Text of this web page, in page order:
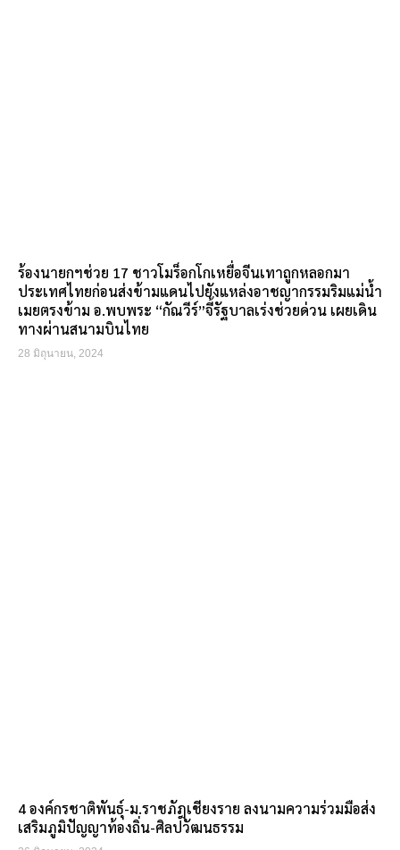
ร้องนายกฯช่วย 17 ชาวโมร็อกโกเหยื่อจีนเทาถูกหลอกมา
ประเทศไทยก่อนส่งข้ามแดนไปยังแหล่งอาชญากรรมริมแม่น้ำ
เมยตรงข้าม อ.พบพระ “กัณวีร์”จี้รัฐบาลเร่งช่วยด่วน เผยเดิน
ทางผ่านสนามบินไทย
28 มิถุนายน, 2024
4 องค์กรชาติพันธุ์-ม.ราชภัฎเชียงราย ลงนามความร่วมมือส่ง
เสริมภูมิปัญญาท้องถิ่น-ศิลปวัฒนธรรม